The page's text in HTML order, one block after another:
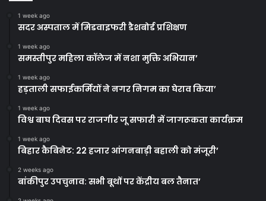
1 week ago
सदर अस्पताल में मिडवाइफरी डैशबोर्ड प्रशिक्षण
1 week ago
समस्तीपुर महिला कॉलेज में नशा मुक्ति अभियान’
1 week ago
हड़ताली सफाईकर्मियों ने नगर निगम का घेराव किया’
1 week ago
विश्व बाघ दिवस पर राजगीर जू सफारी में जागरूकता कार्यक्रम
1 week ago
बिहार कैबिनेट: 22 हजार आंगनबाड़ी बहाली को मंजूरी’
2 weeks ago
बांकीपुर उपचुनाव: सभी बूथों पर केंद्रीय बल तैनात’